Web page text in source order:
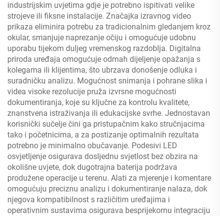
industrijskim uvjetima gdje je potrebno ispitivati velike
strojeve ili fiksne instalacije. Značajka izravnog video
prikaza eliminira potrebu za tradicionalnim gledanjem kroz
okular, smanjuje naprezanje očiju i omogućuje udobnu
uporabu tijekom duljeg vremenskog razdoblja. Digitalna
priroda uređaja omogućuje odmah dijeljenje opažanja s
kolegama ili klijentima, što ubrzava donošenje odluka i
suradničku analizu. Mogućnost snimanja i pohrane slika i
videa visoke rezolucije pruža izvrsne mogućnosti
dokumentiranja, koje su ključne za kontrolu kvalitete,
znanstvena istraživanja ili edukacijske svrhe. Jednostavan
korisnički sučelje čini ga pristupačnim kako stručnjacima
tako i početnicima, a za postizanje optimalnih rezultata
potrebno je minimalno obučavanje. Podesivi LED
osvjetljenje osigurava dosljednu svjetlost bez obzira na
okolišne uvjete, dok dugotrajna baterija podržava
produžene operacije u terenu. Alati za mjerenje i komentare
omogućuju preciznu analizu i dokumentiranje nalaza, dok
njegova kompatibilnost s različitim uređajima i
operativnim sustavima osigurava besprijekornu integraciju